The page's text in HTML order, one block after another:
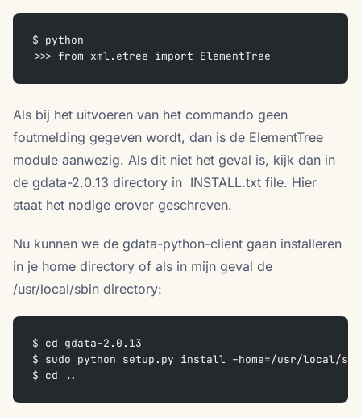
$ python
>>> from xml.etree import ElementTree
Als bij het uitvoeren van het commando geen
foutmelding gegeven wordt, dan is de ElementTree
module aanwezig. Als dit niet het geval is, kijk dan in
de gdata-2.0.13 directory in INSTALL.txt file. Hier
staat het nodige erover geschreven.
Nu kunnen we de gdata-python-client gaan installeren
in je home directory of als in mijn geval de
/usr/local/sbin directory:
$ cd gdata-2.0.13
$ sudo python setup.py install –home=/usr/local/
$ cd ..